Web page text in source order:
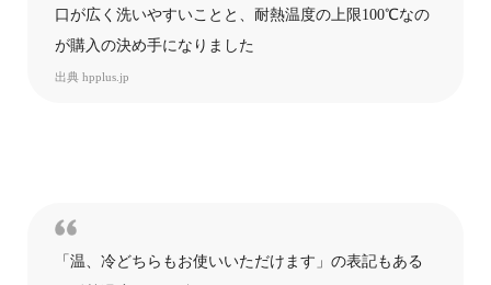
口が広く洗いやすいことと、耐熱温度の上限100℃なの
が購入の決め手になりました
出典 hpplus.jp
「温、冷どちらもお使いいただけます」の表記もある